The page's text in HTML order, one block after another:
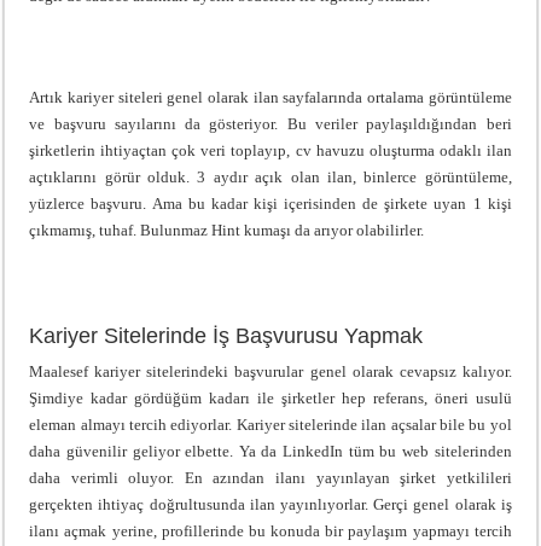
Artık kariyer siteleri genel olarak ilan sayfalarında ortalama görüntüleme
ve başvuru sayılarını da gösteriyor. Bu veriler paylaşıldığından beri
şirketlerin ihtiyaçtan çok veri toplayıp, cv havuzu oluşturma odaklı ilan
açtıklarını görür olduk. 3 aydır açık olan ilan, binlerce görüntüleme,
yüzlerce başvuru. Ama bu kadar kişi içerisinden de şirkete uyan 1 kişi
çıkmamış, tuhaf. Bulunmaz Hint kumaşı da arıyor olabilirler.
Kariyer Sitelerinde İş Başvurusu Yapmak
Maalesef kariyer sitelerindeki başvurular genel olarak cevapsız kalıyor.
Şimdiye kadar gördüğüm kadarı ile şirketler hep referans, öneri usulü
eleman almayı tercih ediyorlar. Kariyer sitelerinde ilan açsalar bile bu yol
daha güvenilir geliyor elbette. Ya da LinkedIn tüm bu web sitelerinden
daha verimli oluyor. En azından ilanı yayınlayan şirket yetkilileri
gerçekten ihtiyaç doğrultusunda ilan yayınlıyorlar. Gerçi genel olarak iş
ilanı açmak yerine, profillerinde bu konuda bir paylaşım yapmayı tercih